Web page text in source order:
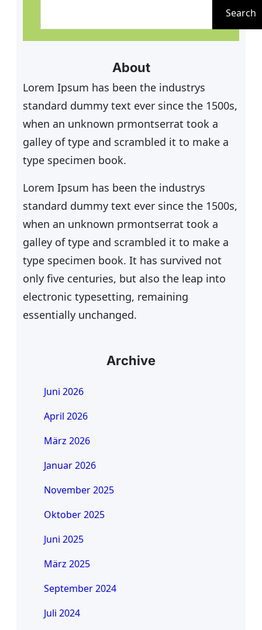
n
Search
About
Lorem Ipsum has been the industrys
standard dummy text ever since the 1500s,
when an unknown prmontserrat took a
galley of type and scrambled it to make a
type specimen book.
Lorem Ipsum has been the industrys
standard dummy text ever since the 1500s,
when an unknown prmontserrat took a
galley of type and scrambled it to make a
type specimen book. It has survived not
only five centuries, but also the leap into
electronic typesetting, remaining
essentially unchanged.
Archive
Juni 2026
April 2026
März 2026
Januar 2026
November 2025
Oktober 2025
Juni 2025
März 2025
September 2024
Juli 2024